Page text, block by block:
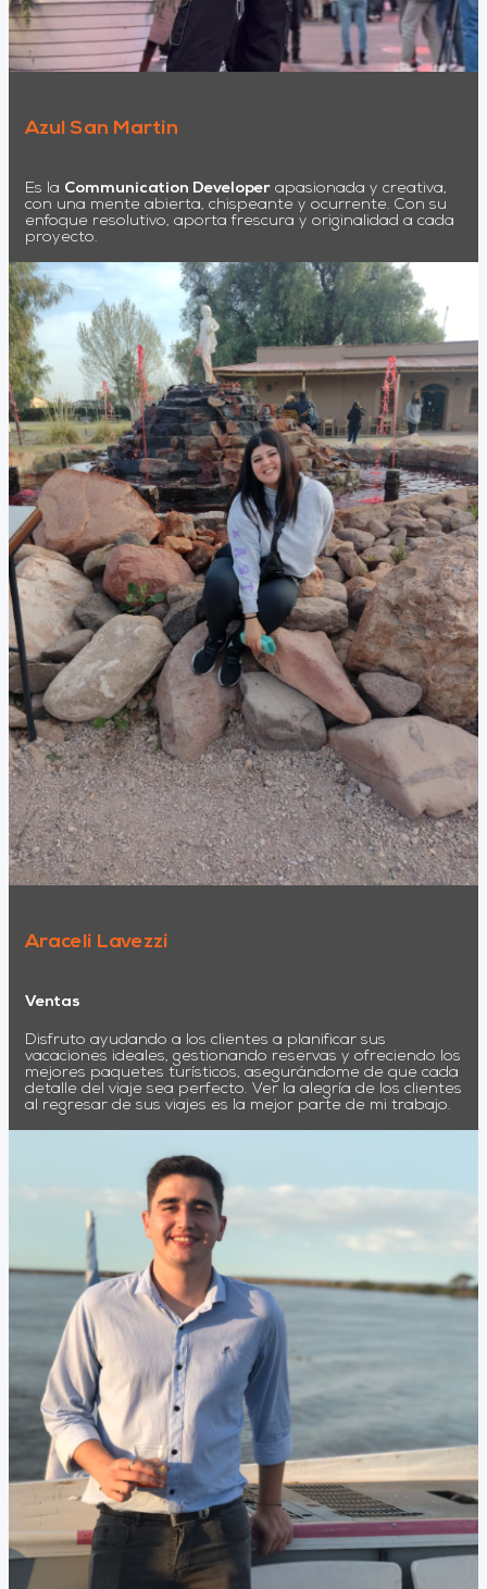
Azul San Martin
Es la Communication Developer apasionada y creativa,
con una mente abierta, chispeante y ocurrente. Con su
enfoque resolutivo, aporta frescura y originalidad a cada
proyecto.
Araceli Lavezzi
Ventas
Disfruto ayudando a los clientes a planificar sus
vacaciones ideales, gestionando reservas y ofreciendo los
mejores paquetes turísticos, asegurándome de que cada
detalle del viaje sea perfecto. Ver la alegría de los clientes
al regresar de sus viajes es la mejor parte de mi trabajo.